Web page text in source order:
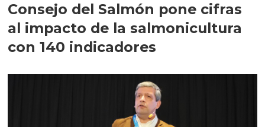
Consejo del Salmón pone cifras
al impacto de la salmonicultura
con 140 indicadores